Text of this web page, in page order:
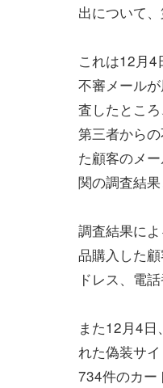
出について
これは12月4
不審メール
査したとこ
第三者から
た顧客のメ
関の調査結果
調査結果に
品購入した
ドレス、電
また12月4
れた偽装サ
734件のカー